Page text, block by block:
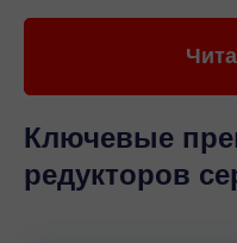
защищает внутренние
устройства
соответствует
Vemper гарантирует
Ключевые
редукторов